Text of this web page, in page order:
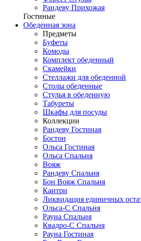
Рандеву Прихожая
Гостиные
Обеденная зона
Предметы
Буфеты
Комоды
Комплект обеденный
Скамейки
Стеллажи для обеденной
Столы обеденные
Стулья в обеденную
Табуреты
Шкафы для посуды
Коллекции
Рандеву Гостиная
Бостон
Ольса Гостиная
Ольса Спальня
Вояж
Рандеву Спальня
Бон Вояж Спальня
Кантри
Ликвидация единичных
Ольса-С Спальня
Рауна Спальня
Квадро-С Спальня
Рауна Гостиная